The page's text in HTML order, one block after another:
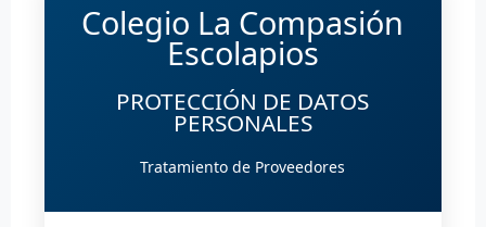
Colegio La Compasión
Escolapios
PROTECCIÓN DE DATOS
PERSONALES
Tratamiento de Proveedores